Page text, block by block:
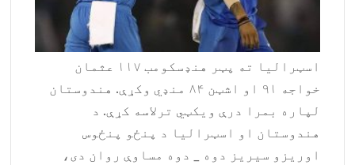
اسټرالیا ته پټر هنډسکومب ۱۱۷ عثمان
خواجه ۹۱ او اشټن ۸۴ منډي وکړې. هندوستان
لپاره بمرا درې ویکټي ترلاسه کړې. د
هندوستان او اسټرالیا د پنځو پنځوس
اوریزو سیریز دوه _ دوه مساوې روان دی،